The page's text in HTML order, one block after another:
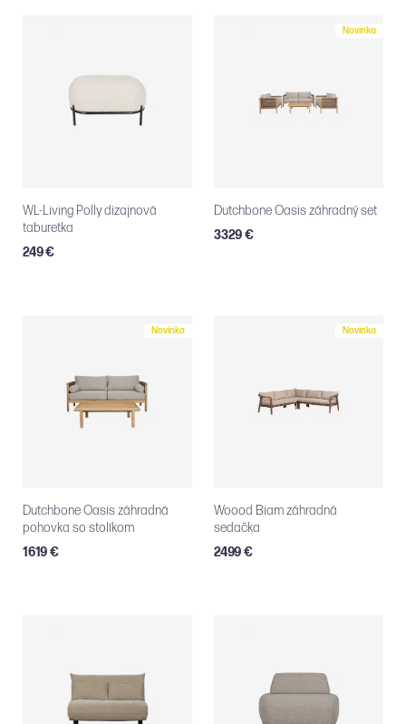
WL-Living Polly dizajnová
taburetka
249 €
Novinka
Dutchbone Oasis záhradný set
3329 €
Novinka
Dutchbone Oasis záhradná
pohovka so stolíkom
1619 €
Novinka
Woood Biam záhradná
sedačka
2499 €